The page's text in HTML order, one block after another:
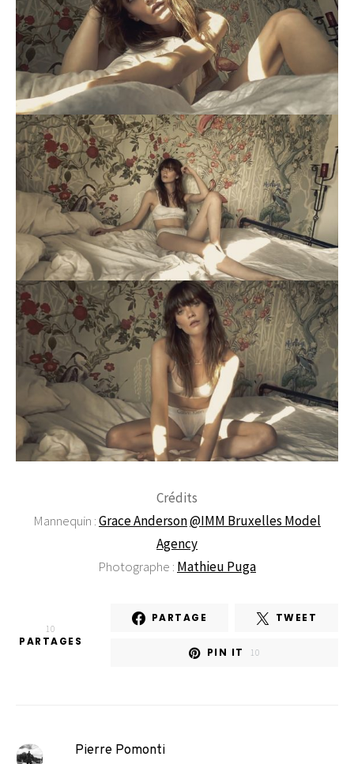
Crédits
Mannequin :Grace Anderson@IMM Bruxelles Model
Agency
Photographe : Mathieu Puga
10
PARTAGES
PARTAGE TWEET
PIN IT 10
Pierre Pomonti